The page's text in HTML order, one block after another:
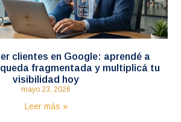
clientes en Google: aprendé a
fragmentada y multiplicá tu
visibilidad hoy
mayo 23, 2026
Leer más »